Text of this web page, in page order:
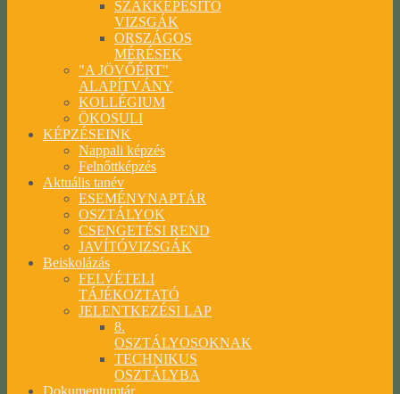
SZAKKÉPESÍTŐ
VIZSGÁK
ORSZÁGOS
MÉRÉSEK
"A JÖVŐÉRT"
ALAPÍTVÁNY
KOLLÉGIUM
ÖKOSULI
KÉPZÉSEINK
Nappali képzés
Felnőttképzés
Aktuális tanév
ESEMÉNYNAPTÁR
OSZTÁLYOK
CSENGETÉSI REND
JAVÍTÓVIZSGÁK
Beiskolázás
FELVÉTELI
TÁJÉKOZTATÓ
JELENTKEZÉSI LAP
8.
OSZTÁLYOSOKNAK
TECHNIKUS
OSZTÁLYBA
Dokumentumtár